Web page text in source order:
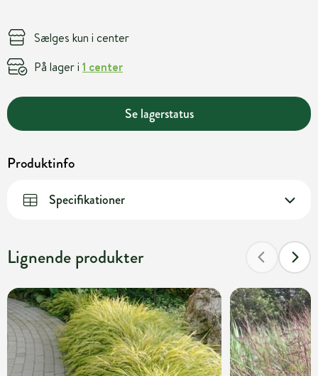
Sælges kun i center
På lager i 1 center
Se lagerstatus
Produktinfo
Specifikationer
Lignende produkter